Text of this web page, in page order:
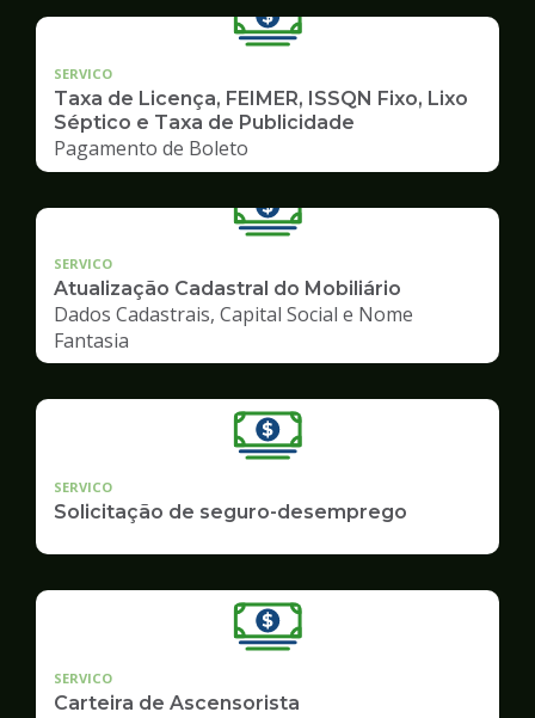
SERVICO
Taxa de Licença, FEIMER, ISSQN Fixo, Lixo
Séptico e Taxa de Publicidade
Pagamento de Boleto
SERVICO
Atualização Cadastral do Mobiliário
Dados Cadastrais, Capital Social e Nome
Fantasia
SERVICO
Solicitação de seguro-desemprego
SERVICO
Carteira de Ascensorista